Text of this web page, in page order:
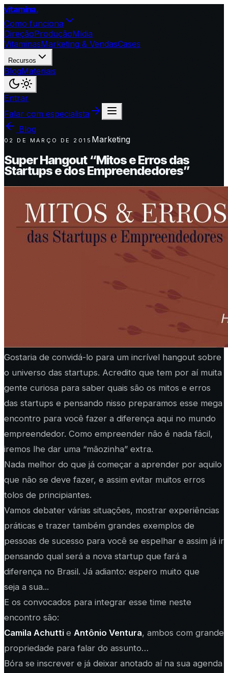
vitamina.
Como funciona
DireçãoProduçãoMídia
VitaminasMarketing & VendasCases
Recursos
BlogMateriais
Entrar
Falar com especialista
Blog
02 DE MARÇO DE 2015 Marketing
Super Hangout “Mitos e Erros das
Startups e dos Empreendedores”
Gostaria de convidá-lo para um incrível hangout sobre
o universo das startups. Acredito que tem por aí muita
gente curiosa para saber quais são os mitos e erros
das startups e pensando nisso preparamos esse mega
encontro para você fazer a diferença aqui no mundo
empreendedor. Como empreender não é nada fácil,
iremos lhe dar uma “mãozinha” extra.
Nada melhor do que já começar a aprender por aquilo
que não se deve fazer, e assim evitar muitos erros
tolos de principiantes.
Vamos debater várias situações, mostrar experiências
práticas e trazer também grandes exemplos de
pessoas de sucesso para você se espelhar e assim já ir
pensando qual será a nova startup que fará a
diferença no Brasil. Já adianto: espero muito que
seja a sua...
E os convocados para integrar esse time neste
encontro são:
Camila Achutti e Antônio Ventura, ambos com grande
propriedade para falar do assunto…
Bóra se inscrever e já deixar anotado aí na sua agenda